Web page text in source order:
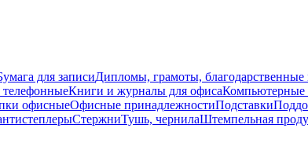
для записиДипломы, грамоты, благодарственные
Книги и журналы для офисаКомпьютерные
офисныеОфисные принадлежностиПодставки
СтержниТушь, чернилаШтемпельная